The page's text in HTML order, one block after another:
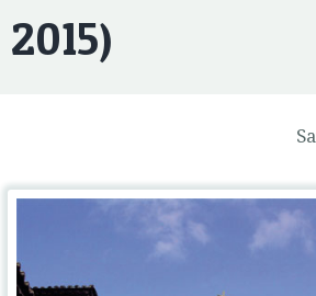
2015)